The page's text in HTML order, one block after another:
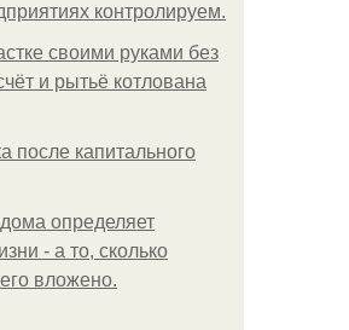
контролируем.
своими руками без
и рытьё котлована
после капитального
определяет
- а то, сколько
вложено.